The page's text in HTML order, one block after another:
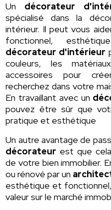
Un décorateur
spécialisé dans la
intérieur. Il peut vous
fonctionnel,
décorateur d'intérieur
couleurs, les
accessoires pour
recherchez dans votre
En travaillant avec un
pouvez être sûr que
pratique et esthétique
Un autre avantage de
décorateur est que
de votre bien immobilier.
ou rénové par un
esthétique et
valeur sur le marché